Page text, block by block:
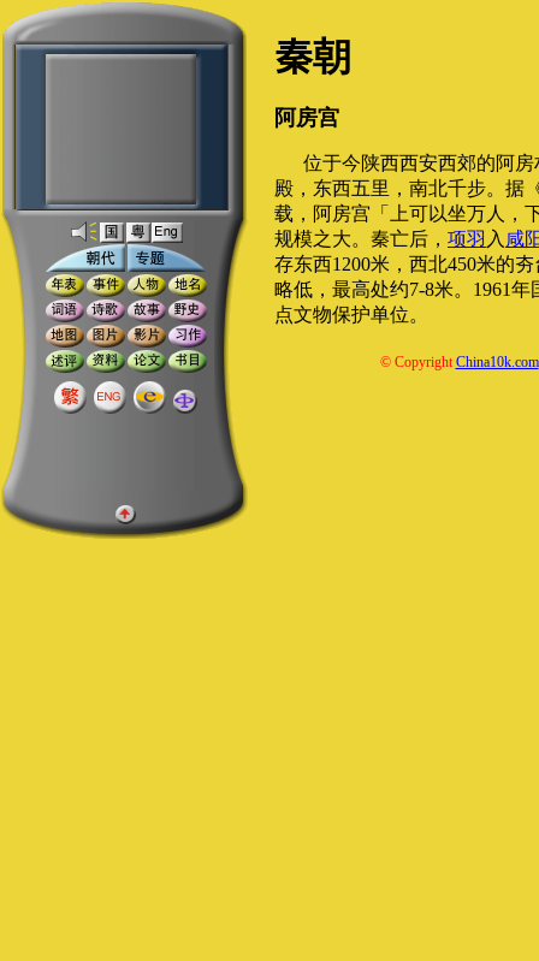
秦朝
阿房宫
位于今陕西西安西郊的阿
殿，东西五里，南北千步。据
载，阿房宫「上可以坐万人，
规模之大。秦亡后， 项羽 入 咸
存东西1200米，西北450米的
略低，最高处约7-8米。1961
点文物保护单位。
© CopyrightChina10k.com